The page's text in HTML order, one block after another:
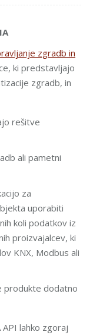
zgradb in
ki predstavljajo
zgradb, in
rešitve
ali pametni
za
uporabiti
koli podatkov iz
proizvajalcev, ki
KNX, Modbus ali
produkte dodatno
lahko zgoraj